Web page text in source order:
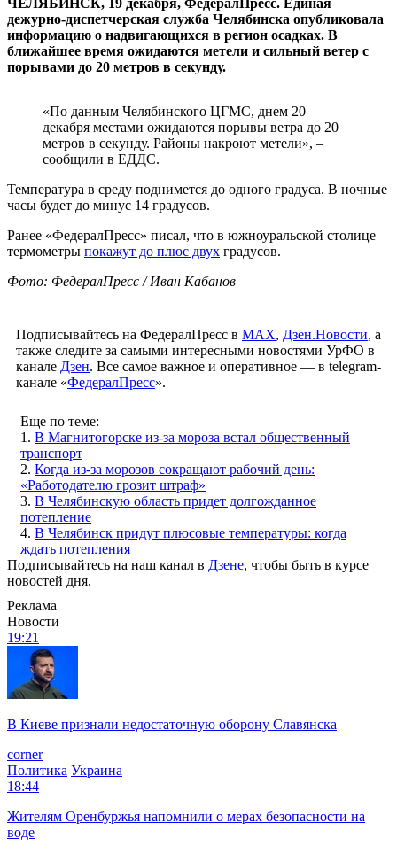
дежурно-диспетчерская служба Челябинска опубликовала
информацию о надвигающихся в регион осадках. В
ближайшее время ожидаются метели и сильный ветер с
порывами до 20 метров в секунду.
«По данным Челябинского ЦГМС, днем 20
декабря местами ожидаются порывы ветра до 20
метров в секунду. Районы накроют метели», –
сообщили в ЕДДС.
Температура в среду поднимется до одного градуса. В ночные
часы будет до минус 14 градусов.
Ранее «ФедералПресс» писал, что в южноуральской столице
термометры покажут до плюс двух градусов.
Фото: ФедералПресс / Иван Кабанов
Подписывайтесь на ФедералПресс в МАХ, Дзен.Новости, а
также следите за самыми интересными новостями УрФО в
канале Дзен. Все самое важное и оперативное — в telegram-
канале «ФедералПресс».
Еще по теме:
1. В Магнитогорске из-за мороза встал общественный
транспорт
2. Когда из-за морозов сокращают рабочий день:
«Работодателю грозит штраф»
3. В Челябинскую область придет долгожданное
потепление
4. В Челябинск придут плюсовые температуры: когда
ждать потепления
Подписывайтесь на наш канал в Дзене, чтобы быть в курсе
новостей дня.
Реклама
Новости
19:21
В Киеве признали недостаточную оборону Славянска
corner
Политика Украина
18:44
Жителям Оренбуржья напомнили о мерах безопасности на
воде